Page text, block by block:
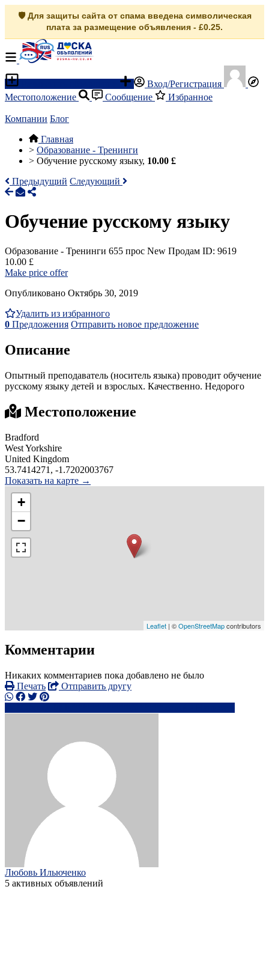
🛡️ Для защиты сайта от спама введена символическая
плата за размещение объявления - £0.25.
Вход/Регистрация
Местоположение
Сообщение Избранное
Компании Блог
Главная
> Образование - Тренинги
> Обучение русскому языку, 10.00 £
Предыдущий Следующий
Обучение русскому языку
Образование - Тренинги 655 прос New Продам ID: 9619
10.00 £
Make price offer
Опубликовано Октябрь 30, 2019
Удалить из избранного
0 Предложения Отправить новое предложение
Описание
Опытный преподаватель (носитель языка) проводит обучение
русскому языку детей и взрослых. Качественно. Недорого
Местоположение
Bradford
West Yorkshire
United Kingdom
53.7414271, -1.7202003767
Показать на карте →
+
−
Leaflet | ©OpenStreetMapcontributors
Комментарии
Никаких комментариев пока добавлено не было
Печать
Отправить другу
Любовь Ильюченко
5 активных объявлений